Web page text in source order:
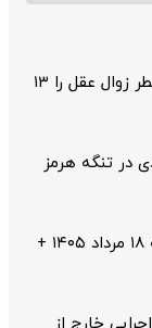
با رعایت این سه مورد در میانسالی، خطر زوال عقل را ۱۳
در تنگه هرمز
قیمت سکه و قیمت طلا امروز یکشنبه ۱۸ مرداد ۱۴۰۵ +